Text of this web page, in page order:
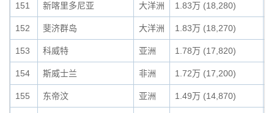
151 新喀里多尼亚 大洋洲 1.83万 (18,280)
152 斐济群岛 大洋洲 1.83万 (18,270)
153 科威特 亚洲 1.78万 (17,820)
154 斯威士兰 非洲 1.72万 (17,200)
155 东帝汶 亚洲 1.49万 (14,870)